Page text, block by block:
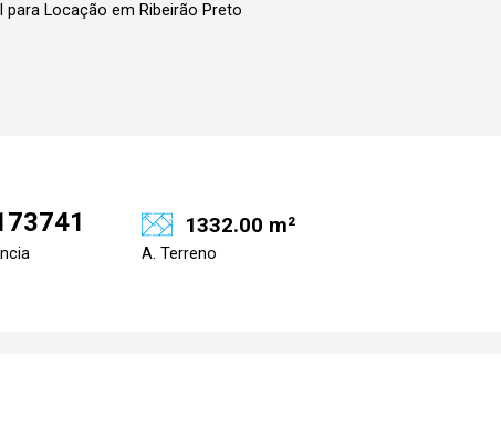
para Locação em Ribeirão Preto
1332.00 m²
A. Terreno